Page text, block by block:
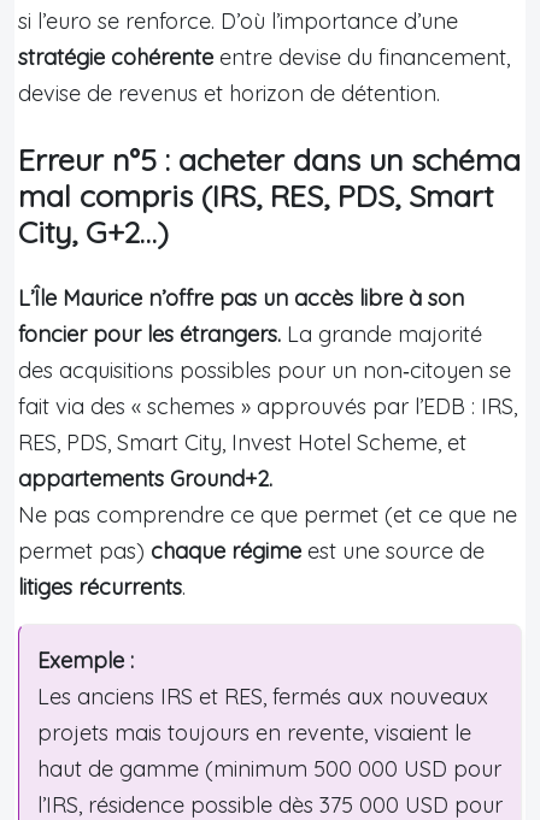
si l’euro se renforce. D’où l’importance d’une
stratégie cohérente entre devise du financement,
devise de revenus et horizon de détention.
Erreur n°5 : acheter dans un schéma
mal compris (IRS, RES, PDS, Smart
City, G+2…)
L’Île Maurice n’offre pas un accès libre à son
foncier pour les étrangers. La grande majorité
des acquisitions possibles pour un non‑citoyen se
fait via des « schemes » approuvés par l’EDB : IRS,
RES, PDS, Smart City, Invest Hotel Scheme, et
appartements Ground+2.
Ne pas comprendre ce que permet (et ce que ne
permet pas) chaque régime est une source de
litiges récurrents.
Exemple :
Les anciens IRS et RES, fermés aux nouveaux
projets mais toujours en revente, visaient le
haut de gamme (minimum 500 000 USD pour
l’IRS, résidence possible dès 375 000 USD pour